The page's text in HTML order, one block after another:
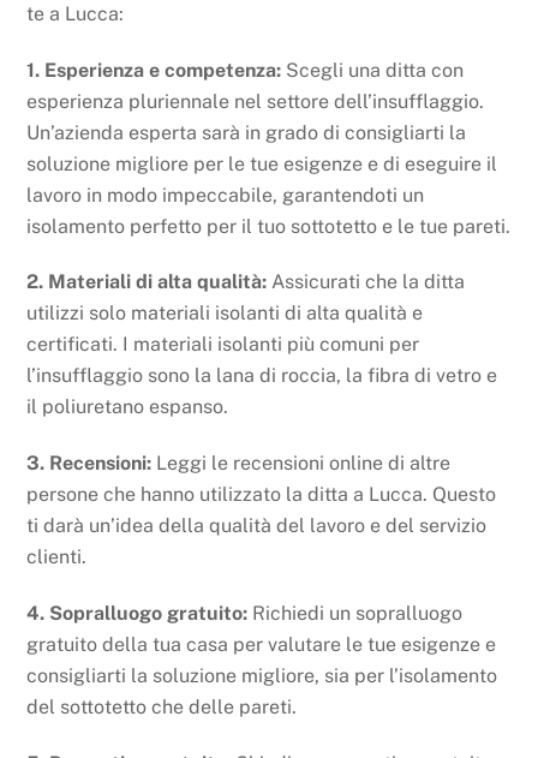
te a Lucca:
1. Esperienza e competenza: Scegli una ditta con
esperienza pluriennale nel settore dell’insufflaggio.
Un’azienda esperta sarà in grado di consigliarti la
soluzione migliore per le tue esigenze e di eseguire il
lavoro in modo impeccabile, garantendoti un
isolamento perfetto per il tuo sottotetto e le tue pareti.
2. Materiali di alta qualità: Assicurati che la ditta
utilizzi solo materiali isolanti di alta qualità e
certificati. I materiali isolanti più comuni per
l’insufflaggio sono la lana di roccia, la fibra di vetro e
il poliuretano espanso.
3. Recensioni: Leggi le recensioni online di altre
persone che hanno utilizzato la ditta a Lucca. Questo
ti darà un’idea della qualità del lavoro e del servizio
clienti.
4. Sopralluogo gratuito: Richiedi un sopralluogo
gratuito della tua casa per valutare le tue esigenze e
consigliarti la soluzione migliore, sia per l’isolamento
del sottotetto che delle pareti.